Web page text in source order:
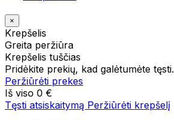
×
Krepšelis
Greita peržiūra
Krepšelis tuščias
Pridėkite prekių, kad galėtumėte tęsti.
Peržiūrėti prekes
Iš viso 0 €
Tęsti atsiskaitymą Peržiūrėti krepšelį